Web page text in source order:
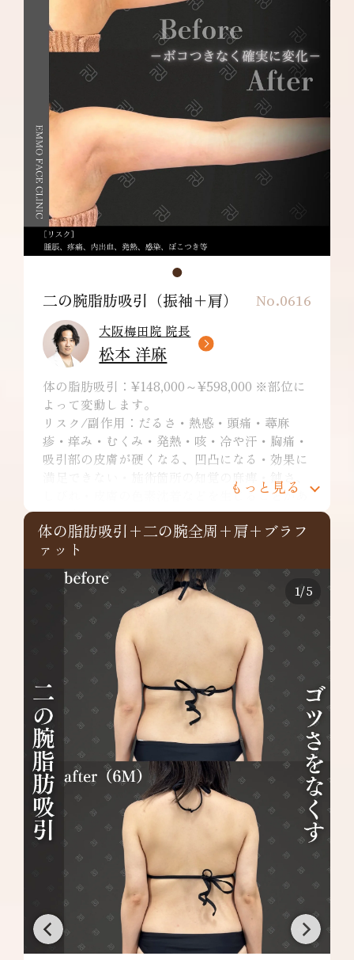
満足できない・施術箇所の知覚の麻痺・鈍さ、
しびれ・皮膚の色素沈着などを生じることがあ
ります。
No.0616
二の腕脂肪吸引（振袖＋肩）
大阪梅田院 院長
松本 洋麻
体の脂肪吸引：¥148,000～¥598,000 ※部位に
よって変動します。
リスク/副作用：だるさ・熱感・頭痛・蕁麻
疹・痒み・むくみ・発熱・咳・冷や汗・胸痛・
吸引部の皮膚が硬くなる、凹凸になる・効果に
満足できない・施術箇所の知覚の麻痺・鈍さ、
しびれ・皮膚の色素沈着などを生じることがあ
ります。
二の腕：¥249,800～
リスク/副作用：だるさ・熱感・頭痛・蕁麻
疹・痒み・むくみ・発熱・咳・冷や汗・胸痛・
吸引部の皮膚が硬くなる、凹凸になる・効果に
満足できない・施術箇所の知覚の麻痺・鈍さ、
しびれ・皮膚の色素沈着など
肩：¥148,000～
リスク/副作用：だるさ・熱感・頭痛・蕁麻
疹・痒み・むくみ・発熱・咳・冷や汗・胸痛・
吸引部の皮膚が硬くなる、凹凸になる・効果に
満足できない・施術箇所の知覚の麻痺・鈍さ、
しびれ・皮膚の色素沈着などを生じることがあ
ります。
もっと見る
体の脂肪吸引+二の腕全周+肩+ブラフ
ァット
1/5